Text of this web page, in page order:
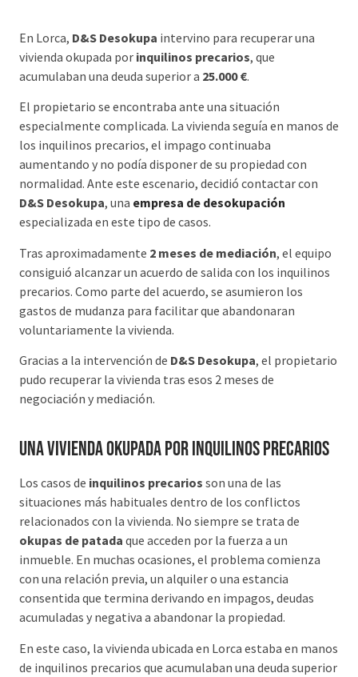
En Lorca, D&S Desokupa intervino para recuperar una
vivienda okupada por inquilinos precarios, que
acumulaban una deuda superior a 25.000 €.
El propietario se encontraba ante una situación
especialmente complicada. La vivienda seguía en manos de
los inquilinos precarios, el impago continuaba
aumentando y no podía disponer de su propiedad con
normalidad. Ante este escenario, decidió contactar con
D&S Desokupa, una empresa de desokupación
especializada en este tipo de casos.
Tras aproximadamente 2 meses de mediación, el equipo
consiguió alcanzar un acuerdo de salida con los inquilinos
precarios. Como parte del acuerdo, se asumieron los
gastos de mudanza para facilitar que abandonaran
voluntariamente la vivienda.
Gracias a la intervención de D&S Desokupa, el propietario
pudo recuperar la vivienda tras esos 2 meses de
negociación y mediación.
Una vivienda okupada por inquilinos precarios
Los casos de inquilinos precarios son una de las
situaciones más habituales dentro de los conflictos
relacionados con la vivienda. No siempre se trata de
okupas de patada que acceden por la fuerza a un
inmueble. En muchas ocasiones, el problema comienza
con una relación previa, un alquiler o una estancia
consentida que termina derivando en impagos, deudas
acumuladas y negativa a abandonar la propiedad.
En este caso, la vivienda ubicada en Lorca estaba en manos
de inquilinos precarios que acumulaban una deuda superior